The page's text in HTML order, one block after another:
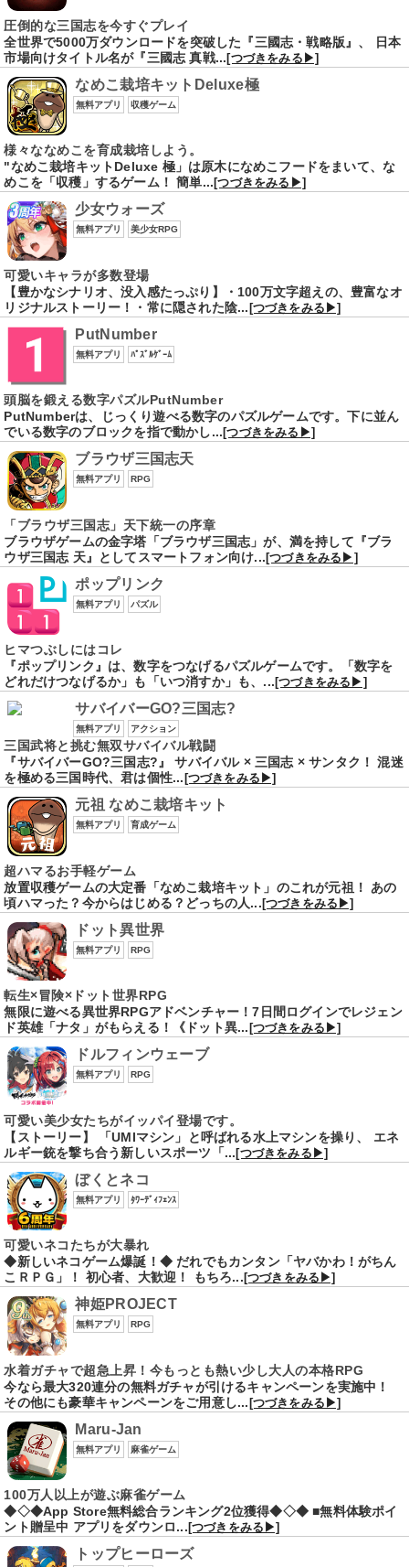
圧倒的な三国志を今すぐプレイ
全世界で5000万ダウンロードを突破した『三國志・戦略版』、 日本
市場向けタイトル名が『三國志 真戦...[つづきをみる▶]
なめこ栽培キットDeluxe極
無料アプリ 収穫ゲーム
様々ななめこを育成栽培しよう。
"なめこ栽培キットDeluxe 極」は原木になめこフードをまいて、な
めこを「収穫」するゲーム！ 簡単...[つづきをみる▶]
少女ウォーズ
無料アプリ 美少女RPG
可愛いキャラが多数登場
【豊かなシナリオ、没入感たっぷり】・100万文字超えの、豊富なオ
リジナルストーリー！・常に隠された陰...[つづきをみる▶]
PutNumber
無料アプリ ﾊﾟｽﾞﾙｹﾞｰﾑ
頭脳を鍛える数字パズルPutNumber
PutNumberは、じっくり遊べる数字のパズルゲームです。下に並ん
でいる数字のブロックを指で動かし...[つづきをみる▶]
ブラウザ三国志天
無料アプリ RPG
「ブラウザ三国志」天下統一の序章
ブラウザゲームの金字塔「ブラウザ三国志」が、満を持して『ブラ
ウザ三国志 天』としてスマートフォン向け...[つづきをみる▶]
ポップリンク
無料アプリ パズル
ヒマつぶしにはコレ
『ポップリンク』は、数字をつなげるパズルゲームです。「数字を
どれだけつなげるか」も「いつ消すか」も、...[つづきをみる▶]
サバイバーGO?三国志?
無料アプリ アクション
三国武将と挑む無双サバイバル戦闘
『サバイバーGO?三国志?』 サバイバル × 三国志 × サンタク！ 混迷
を極める三国時代、君は個性... [つづきをみる▶]
元祖 なめこ栽培キット
無料アプリ 育成ゲーム
超ハマるお手軽ゲーム
放置収穫ゲームの大定番「なめこ栽培キット」のこれが元祖！ あの
頃ハマった？今からはじめる？どっちの人... [つづきをみる▶]
ドット異世界
無料アプリ RPG
転生×冒険×ドット世界RPG
無限に遊べる異世界RPGアドベンチャー！7日間ログインでレジェン
ド英雄「ナタ」がもらえる！《ドット異... [つづきをみる▶]
ドルフィンウェーブ
無料アプリ RPG
可愛い美少女たちがイッパイ登場です。
【ストーリー】 「UMIマシン」と呼ばれる水上マシンを操り、 エネ
ルギー銃を撃ち合う新しいスポーツ「...[つづきをみる▶]
ぼくとネコ
無料アプリ ﾀﾜｰﾃﾞｨﾌｪﾝｽ
可愛いネコたちが大暴れ
◆新しいネコゲーム爆誕！◆ だれでもカンタン「ヤバかわ！がちん
こＲＰＧ」！ 初心者、大歓迎！ もちろ... [つづきをみる▶]
神姫PROJECT
無料アプリ RPG
水着ガチャで超急上昇！今もっとも熱い少し大人の本格RPG
今なら最大320連分の無料ガチャが引けるキャンペーンを実施中！
その他にも豪華キャンペーンをご用意し... [つづきをみる▶]
Maru-Jan
無料アプリ 麻雀ゲーム
100万人以上が遊ぶ麻雀ゲーム
◆◇◆App Store無料総合ランキング2位獲得◆◇◆ ■無料体験ポイ
ント贈呈中 アプリをダウンロ... [つづきをみる▶]
トップヒーローズ